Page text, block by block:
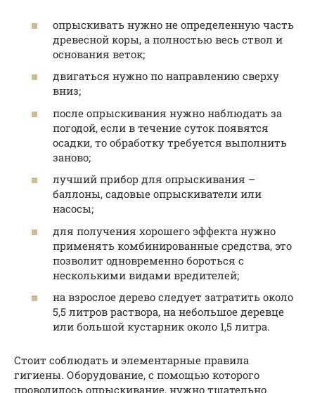
опрыскивать нужно не определенную часть
древесной коры, а полностью весь ствол и
основания веток;
двигаться нужно по направлению сверху
вниз;
после опрыскивания нужно наблюдать за
погодой, если в течение суток появятся
осадки, то обработку требуется выполнить
заново;
лучший прибор для опрыскивания –
баллоны, садовые опрыскиватели или
насосы;
для получения хорошего эффекта нужно
применять комбинированные средства, это
позволит одновременно бороться с
несколькими видами вредителей;
на взрослое дерево следует затратить около
5,5 литров раствора, на небольшое деревце
или большой кустарник около 1,5 литра.
Стоит соблюдать и элементарные правила
гигиены. Оборудование, с помощью которого
проводилось опрыскивание, нужно тщательно